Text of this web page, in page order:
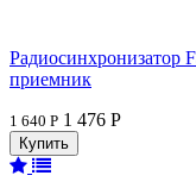
Радиосинхронизатор
приемник
1 640 Р 1 476 Р